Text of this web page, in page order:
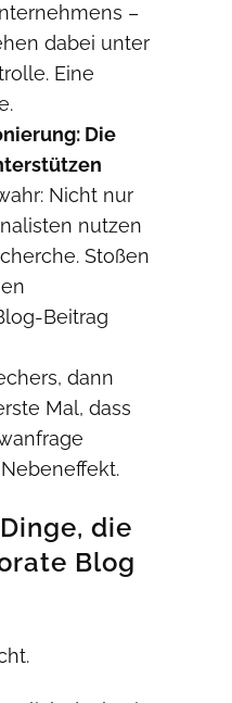
–
dabei unter
Eine
Die
stützen
Nicht nur
nutzen
Stoßen
Beitrag
dann
Mal, dass
die
Blog